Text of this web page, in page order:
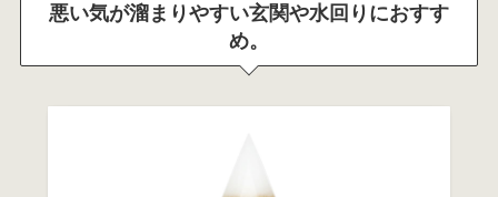
悪い気が溜まりやすい玄関や水回りにおすす
め。